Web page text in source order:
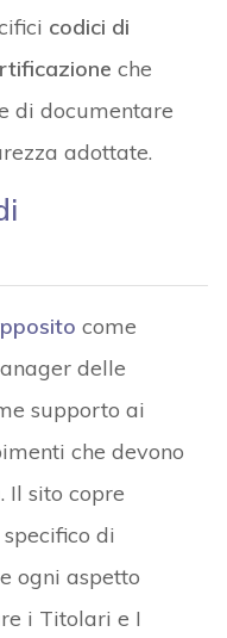
codici di
che
di documentare
adottate.
come
delle
supporto ai
che devono
Il sito copre
di
ogni aspetto
i Titolari e I